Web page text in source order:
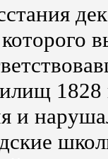
1828
и